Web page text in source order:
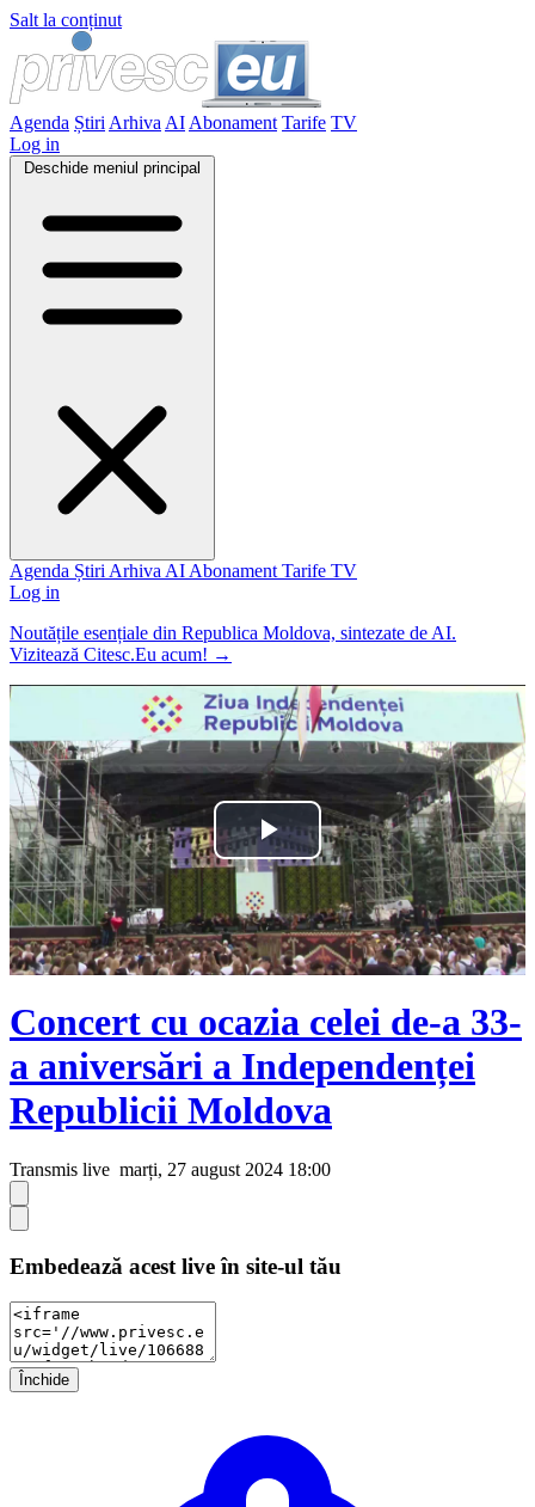
Salt la conținut
Agenda Știri Arhiva AI Abonament Tarife TV
Log in
Deschide meniul principal
Agenda Știri Arhiva AI Abonament Tarife TV
Log in
Noutățile esențiale din Republica Moldova, sintezate de AI.
Vizitează Citesc.Eu acum! →
Play
Video
Concert cu ocazia celei de-a 33-
a aniversări a Independenței
Republicii Moldova
Transmis live marți, 27 august 2024 18:00
Embedează acest live în site-ul tău
Închide